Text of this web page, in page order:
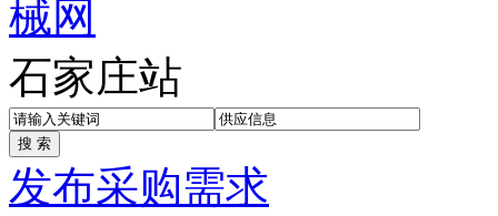
石家庄站
发布采购需求